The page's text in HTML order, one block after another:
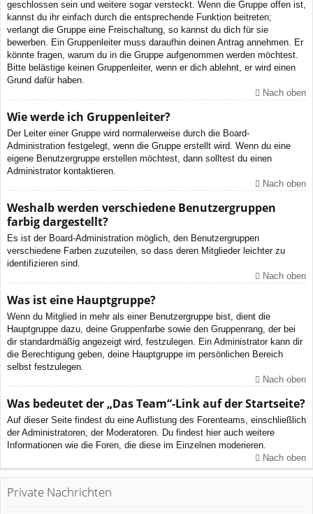
geschlossen sein und weitere sogar versteckt. Wenn die Gruppe offen ist,
kannst du ihr einfach durch die entsprechende Funktion beitreten;
verlangt die Gruppe eine Freischaltung, so kannst du dich für sie
bewerben. Ein Gruppenleiter muss daraufhin deinen Antrag annehmen. Er
könnte fragen, warum du in die Gruppe aufgenommen werden möchtest.
Bitte belästige keinen Gruppenleiter, wenn er dich ablehnt, er wird einen
Grund dafür haben.
Nach oben
Wie werde ich Gruppenleiter?
Der Leiter einer Gruppe wird normalerweise durch die Board-
Administration festgelegt, wenn die Gruppe erstellt wird. Wenn du eine
eigene Benutzergruppe erstellen möchtest, dann solltest du einen
Administrator kontaktieren.
Nach oben
Weshalb werden verschiedene Benutzergruppen
farbig dargestellt?
Es ist der Board-Administration möglich, den Benutzergruppen
verschiedene Farben zuzuteilen, so dass deren Mitglieder leichter zu
identifizieren sind.
Nach oben
Was ist eine Hauptgruppe?
Wenn du Mitglied in mehr als einer Benutzergruppe bist, dient die
Hauptgruppe dazu, deine Gruppenfarbe sowie den Gruppenrang, der bei
dir standardmäßig angezeigt wird, festzulegen. Ein Administrator kann dir
die Berechtigung geben, deine Hauptgruppe im persönlichen Bereich
selbst festzulegen.
Nach oben
Was bedeutet der „Das Team“-Link auf der Startseite?
Auf dieser Seite findest du eine Auflistung des Forenteams, einschließlich
der Administratoren, der Moderatoren. Du findest hier auch weitere
Informationen wie die Foren, die diese im Einzelnen moderieren.
Nach oben
Private Nachrichten